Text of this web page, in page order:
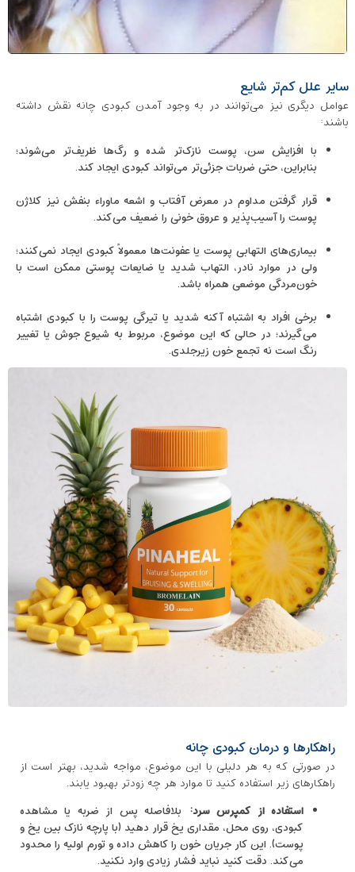
سایر علل کم‌تر شایع
عوامل دیگری نیز می‌توانند در به وجود آمدن کبودی چانه نقش داشته
باشند:
با افزایش سن، پوست نازک‌تر شده و رگ‌ها ظریف‌تر می‌شوند؛
بنابراین، حتی ضربات جزئی‌تر می‌تواند کبودی ایجاد کند.
قرار گرفتن مداوم در معرض آفتاب و اشعه ماوراء بنفش نیز کلاژن
پوست را آسیب‌پذیر و عروق خونی را ضعیف می‌کند.
بیماری‌های التهابی پوست یا عفونت‌ها معمولاً کبودی ایجاد نمی‌کنند؛
ولی در موارد نادر، التهاب شدید یا ضایعات پوستی ممکن است با
خون‌مردگی موضعی همراه باشد.
برخی افراد به اشتباه آکنه شدید یا تیرگی پوست را با کبودی اشتباه
می‌گیرند؛ در حالی که این موضوع، مربوط به شیوع جوش یا تغییر
رنگ است نه تجمع خون زیرجلدی.
راهکارها و درمان کبودی چانه
در صورتی که به هر دلیلی با این موضوع، مواجه شدید، بهتر است از
راهکارهای زیر استفاده کنید تا موارد هر چه زودتر بهبود یابند.
استفاده از کمپرس سرد: بلافاصله پس از ضربه یا مشاهده
کبودی، روی محل، مقداری یخ قرار دهید (با پارچه نازک بین یخ و
پوست). این کار جریان خون را کاهش داده و تورم اولیه را محدود
می‌کند. دقت کنید نباید فشار زیادی وارد نکنید.